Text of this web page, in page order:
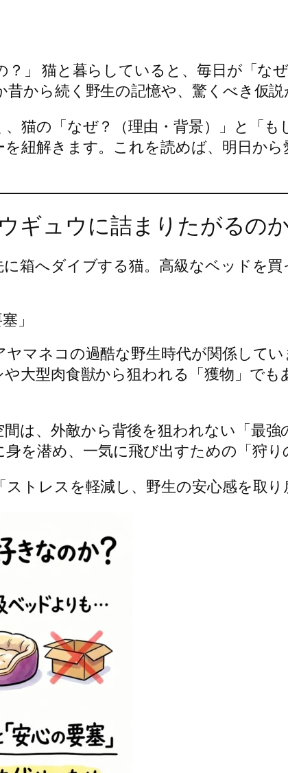
？」 猫と暮らしていると、毎日が「な
から続く野生の記憶や、驚くべき仮
猫の「なぜ？（理由・背景）」と「
紐解きます。これを読めば、明日か
ギュウに詰まりたがるの
箱へダイブする猫。高級なベッドを
」
マネコの過酷な野生時代が関係して
大型肉食獣から狙われる「獲物」で
は、外敵から背後を狙われない「最強
を潜め、一気に飛び出すための「狩
トレスを軽減し、野生の安心感を取